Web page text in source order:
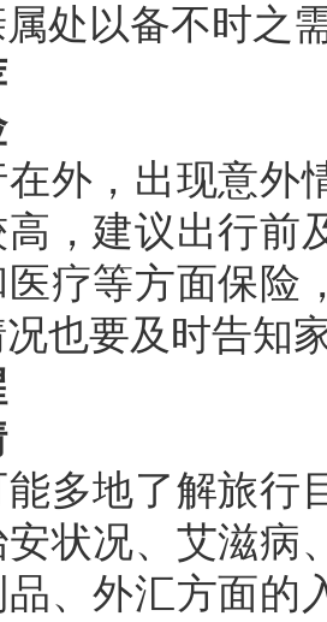
处以备不时之
，出现意外情
高，建议出行前
疗等方面保险
也要及时告知
地了解旅行目
状况、艾滋病
、外汇方面的